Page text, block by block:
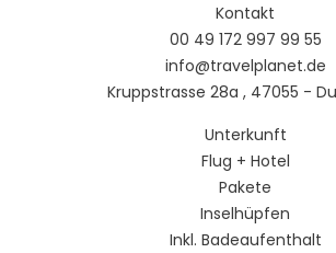
Kontakt
00 49 172 997 99 55
info@travelplanet.de
Kruppstrasse 28a , 47055 -
Unterkunft
Flug + Hotel
Pakete
Inselhüpfen
Inkl. Badeaufenthalt